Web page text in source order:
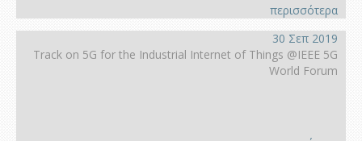
περισσότερα
30 Σεπ 2019
Track on 5G for the Industrial Internet of Things @IEEE 5G
World Forum